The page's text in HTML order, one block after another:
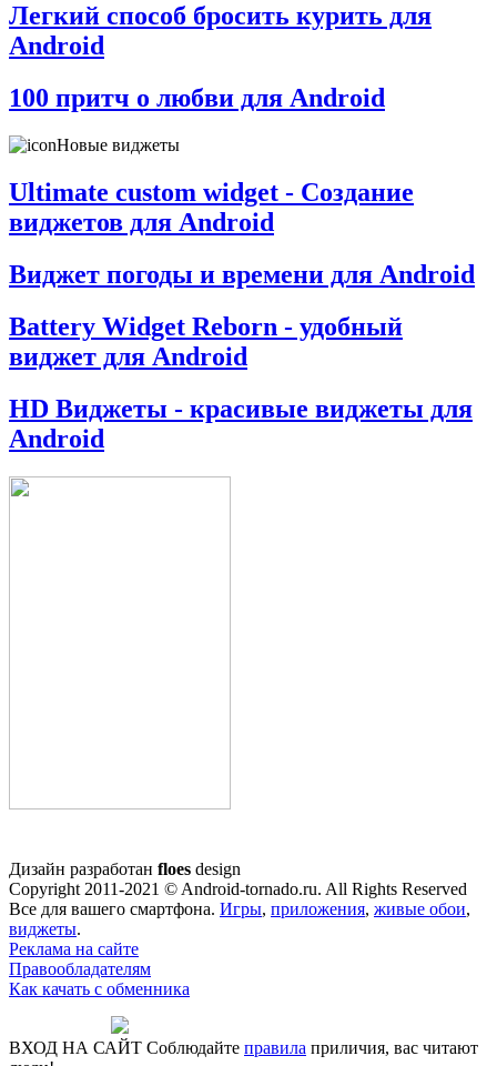
Легкий способ бросить курить для
Android
100 притч о любви для Android
Новые виджеты
Ultimate custom widget - Создание
виджетов для Android
Виджет погоды и времени для Android
Battery Widget Reborn - удобный
виджет для Android
HD Виджеты - красивые виджеты для
Android
Дизайн разработан floes design
Copyright 2011-2021 © Android-tornado.ru. All Rights Reserved
Все для вашего смартфона. Игры, приложения, живые обои,
виджеты.
Реклама на сайте
Правообладателям
Как качать с обменника
ВХОД НА САЙТ Соблюдайте правила приличия, вас читают